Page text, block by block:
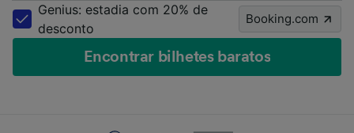
Genius: estadia com 20% de
desconto
Booking.com
Encontrar bilhetes baratos